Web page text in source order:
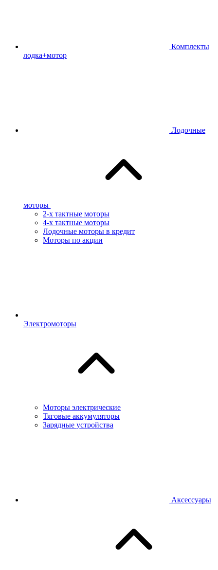
Комплекты
лодка+мотор
Лодочные
моторы
2-х тактные моторы
4-х тактные моторы
Лодочные моторы в кредит
Моторы по акции
Электромоторы
Моторы электрические
Тяговые аккумуляторы
Зарядные устройства
Аксессуары